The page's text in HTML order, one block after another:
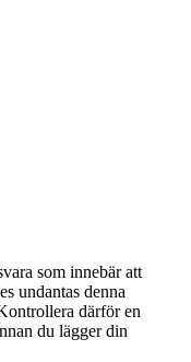
som innebär att
undantas denna
därför en
du lägger din